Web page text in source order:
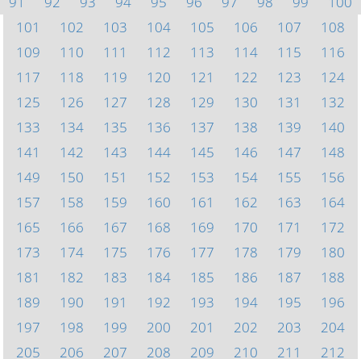
101
102 103 104 105 106 107
108
109
110 111 112 113 114 115
116
117
118 119 120 121 122 123
124
125
126 127 128 129 130 131
132
133
134 135 136 137 138 139
140
141
142 143 144 145 146 147
148
149
150 151 152 153 154 155
156
157
158 159 160 161 162 163
164
165
166 167 168 169 170 171
172
173
174 175 176 177 178 179
180
181
182 183 184 185 186 187
188
189
190 191 192 193 194 195
196
197
198 199 200 201 202 203
204
205
206 207 208 209 210 211 212